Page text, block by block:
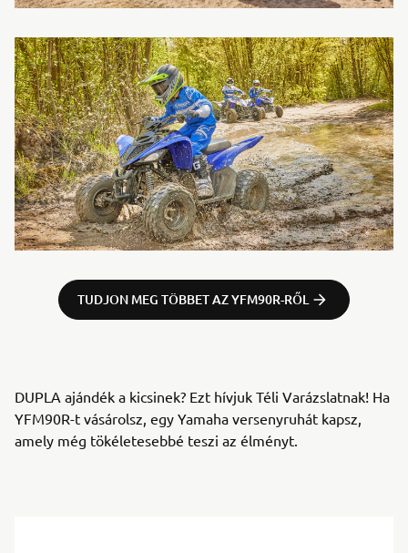
TUDJON MEG TÖBBET AZ YFM90R-RŐL
DUPLA ajándék a kicsinek? Ezt hívjuk Téli Varázslatnak! Ha
YFM90R-t vásárolsz, egy Yamaha versenyruhát kapsz,
amely még tökéletesebbé teszi az élményt.